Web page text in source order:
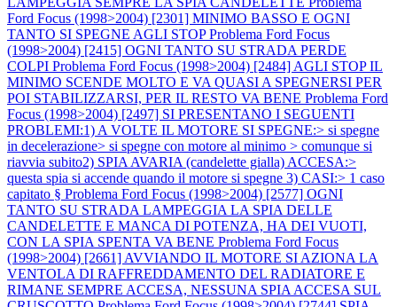
Ford Focus (1998>2004) [2301] MINIMO BASSO E OGNI
TANTO SI SPEGNE AGLI STOPProblema Ford Focus
(1998>2004) [2415] OGNI TANTO SU STRADA PERDE
COLPI Problema Ford Focus (1998>2004) [2484] AGLI STOP IL
MINIMO SCENDE MOLTO E VA QUASI A SPEGNERSI PER
POI STABILIZZARSI, PER IL RESTO VA BENE Problema Ford
Focus (1998>2004) [2497] SI PRESENTANO I SEGUENTI
PROBLEMI:1) A VOLTE IL MOTORE SI SPEGNE:> si spegne
in decelerazione> si spegne con motore al minimo > comunque si
riavvia subito2) SPIA AVARIA (candelette gialla) ACCESA:>
questa spia si accende quando il motore si spegne 3) CASI:> 1 caso
capitato § Problema Ford Focus (1998>2004) [2577] OGNI
TANTO SU STRADA LAMPEGGIA LA SPIA DELLE
CANDELETTE E MANCA DI POTENZA, HA DEI VUOTI,
CON LA SPIA SPENTA VA BENE Problema Ford Focus
(1998>2004) [2661] AVVIANDO IL MOTORE SI AZIONA LA
VENTOLA DI RAFFREDDAMENTO DEL RADIATORE E
RIMANE SEMPRE ACCESA, NESSUNA SPIA ACCESA SUL